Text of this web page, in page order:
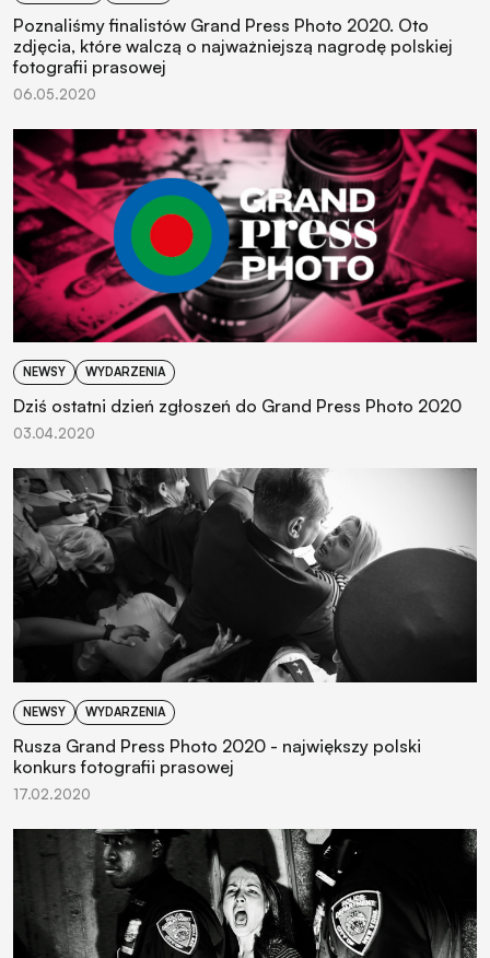
Poznaliśmy finalistów Grand Press Photo 2020. Oto
zdjęcia, które walczą o najważniejszą nagrodę polskiej
fotografii prasowej
06.05.2020
NEWSY WYDARZENIA
Dziś ostatni dzień zgłoszeń do Grand Press Photo 2020
03.04.2020
NEWSY WYDARZENIA
Rusza Grand Press Photo 2020 - największy polski
konkurs fotografii prasowej
17.02.2020